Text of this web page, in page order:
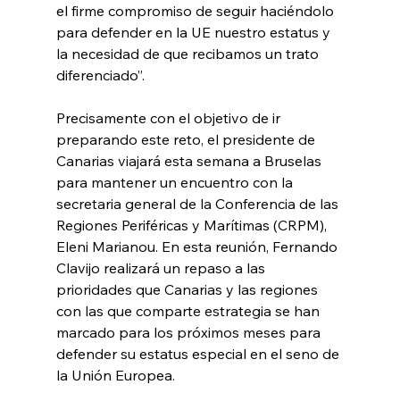
el firme compromiso de seguir haciéndolo
para defender en la UE nuestro estatus y
la necesidad de que recibamos un trato
diferenciado”.
Precisamente con el objetivo de ir
preparando este reto, el presidente de
Canarias viajará esta semana a Bruselas
para mantener un encuentro con la
secretaria general de la Conferencia de las
Regiones Periféricas y Marítimas (CRPM),
Eleni Marianou. En esta reunión, Fernando
Clavijo realizará un repaso a las
prioridades que Canarias y las regiones
con las que comparte estrategia se han
marcado para los próximos meses para
defender su estatus especial en el seno de
la Unión Europea.